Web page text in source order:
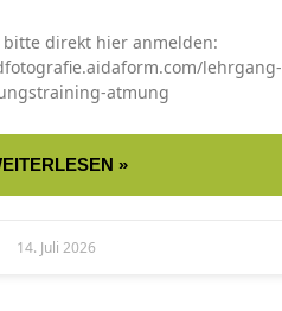
bitte direkt hier anmelden:
lehrgang-
atmung
»
14. Juli 2026